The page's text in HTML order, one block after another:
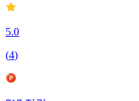
5.0
(4)